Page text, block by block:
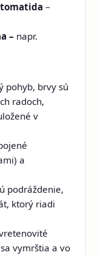
–
– napr.
pohyb, brvy sú
radoch,
v
a
podráždenie,
ktorý riadi
vymrštia a vo